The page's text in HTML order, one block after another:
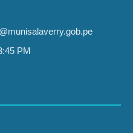
PM